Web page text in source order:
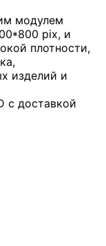
модулем
pix, и
плотности,
изделий и
с доставкой